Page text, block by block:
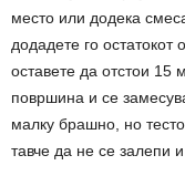
место или додека
додадете го
оставете да отстои 15
површина и се
малку брашно, но
тавче да не се залепи